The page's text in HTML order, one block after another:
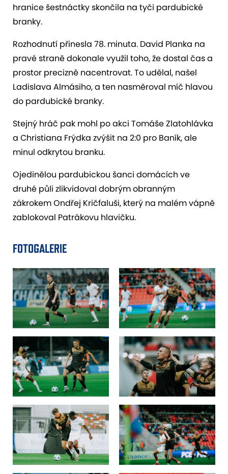
hranice šestnáctky skončila na tyči pardubické
branky.
Rozhodnutí přinesla 78. minuta. David Planka na
pravé straně dokonale využil toho, že dostal čas a
prostor precizně nacentrovat. To udělal, našel
Ladislava Almásiho, a ten nasměroval míč hlavou
do pardubické branky.
Stejný hráč pak mohl po akci Tomáše Zlatohlávka
a Christiana Frýdka zvýšit na 2:0 pro Baník, ale
minul odkrytou branku.
Ojedinělou pardubickou šanci domácích ve
druhé půli zlikvidoval dobrým obranným
zákrokem Ondřej Kričfaluši, který na malém vápně
zablokoval Patrákovu hlavičku.
FOTOGALERIE